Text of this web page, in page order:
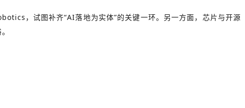
，试图补齐“AI落地为实体”的关键一环。另一方面，芯片与开源